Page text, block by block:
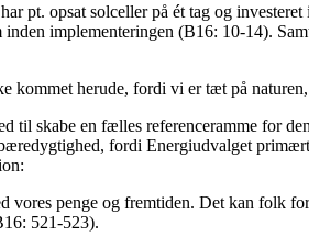
pt. opsat solceller på ét tag og
implementeringen (B16: 10-14).
kommet herude, fordi vi er tæt på
til skabe en fælles referenceramme
fordi Energiudvalget
vores penge og fremtiden. Det kan folk
521-523).